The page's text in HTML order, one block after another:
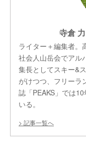
寺倉
ライター＋編集者。
社会人山岳会でアル
集長としてスキー&
がけつつ、フリーラ
誌「PEAKS」では
いる。
記事一覧へ